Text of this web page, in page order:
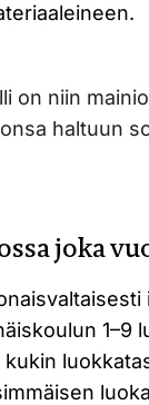
on niin
haltuun
joka
1–9